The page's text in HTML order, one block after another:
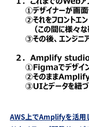
AWS上でAmplifyを活用